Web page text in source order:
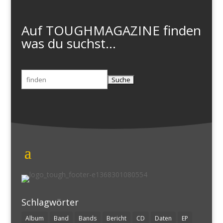
Auf TOUGHMAGAZINE finden
was du suchst...
Suchen
nach:
Schlagwörter
Album Band Bands Bericht CD Daten EP